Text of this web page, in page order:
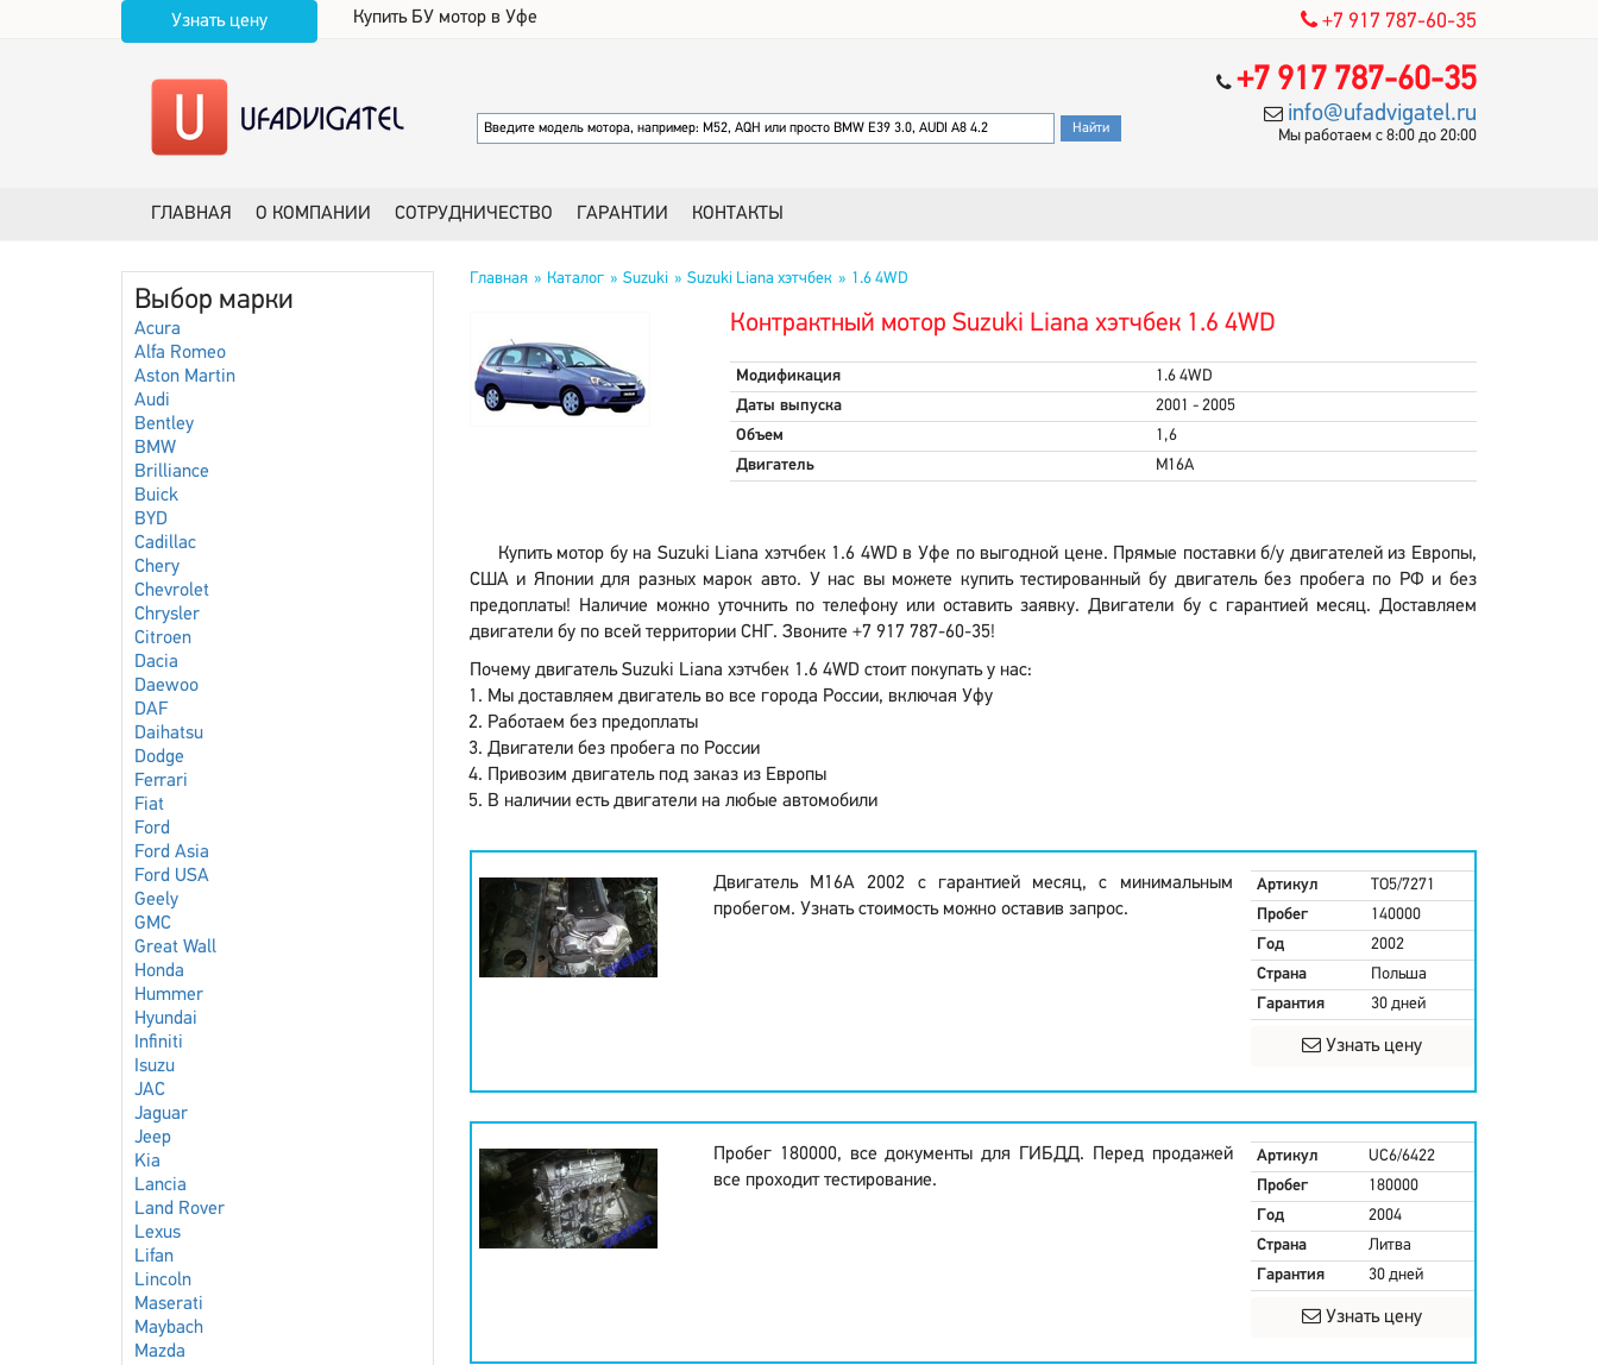
Узнать цену Купить БУ мотор в Уфе +7 917 787-60-35
+7 917 787-60-35
info@ufadvigatel.ru
Мы работаем с 8:00 до 20:00
ГЛАВНАЯ О КОМПАНИИ СОТРУДНИЧЕСТВО ГАРАНТИИ КОНТАКТЫ
Выбор марки
Acura
Alfa Romeo
Aston Martin
Audi
Bentley
BMW
Brilliance
Buick
BYD
Cadillac
Chery
Chevrolet
Chrysler
Citroen
Dacia
Daewoo
DAF
Daihatsu
Dodge
Ferrari
Fiat
Ford
Ford Asia
Ford USA
Geely
GMC
Great Wall
Honda
Hummer
Hyundai
Infiniti
Isuzu
JAC
Jaguar
Jeep
Kia
Lancia
Land Rover
Lexus
Lifan
Lincoln
Maserati
Maybach
Mazda
Главная Каталог Suzuki Suzuki Liana хэтчбек 1.6 4WD
Контрактный мотор Suzuki Liana хэтчбек 1.6 4WD
Модификация
1.6 4WD
Даты выпуска
2001 - 2005
Объем
1,6
Двигатель
M16A
Купить мотор бу на Suzuki Liana хэтчбек 1.6 4WD в Уфе по выгодной цене. Прямые поставки б/у двигателей из Европы,
США и Японии для разных марок авто. У нас вы можете купить тестированный бу двигатель без пробега по РФ и без
предоплаты! Наличие можно уточнить по телефону или оставить заявку. Двигатели бу с гарантией месяц. Доставляем
двигатели бу по всей территории СНГ. Звоните +7 917 787-60-35!
Почему двигатель Suzuki Liana хэтчбек 1.6 4WD стоит покупать у нас:
Мы доставляем двигатель во все города России, включая Уфу
Работаем без предоплаты
Двигатели без пробега по России
Привозим двигатель под заказ из Европы
В наличии есть двигатели на любые автомобили
Двигатель M16A 2002 с гарантией месяц, с минимальным
пробегом. Узнать стоимость можно оставив запрос.
Артикул
TO5/7271
Пробег
140000
Год
2002
Страна
Польша
Гарантия
30 дней
Узнать цену
Пробег 180000, все документы для ГИБДД. Перед продажей
все проходит тестирование.
Артикул
UC6/6422
Пробег
180000
Год
2004
Страна
Литва
Гарантия
30 дней
Узнать цену